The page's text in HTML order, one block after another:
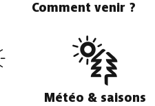
Comment venir ?
Météo & saisons